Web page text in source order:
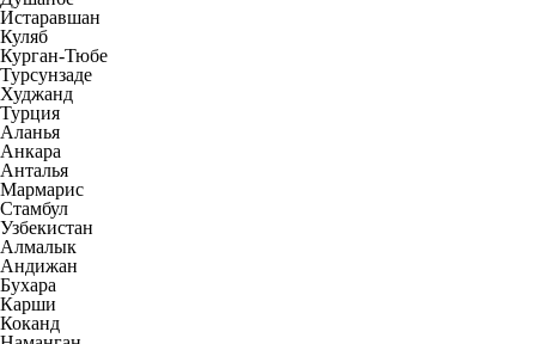
Истаравшан
Куляб
Курган-Тюбе
Турсунзаде
Худжанд
Турция
Аланья
Анкара
Анталья
Мармарис
Стамбул
Узбекистан
Алмалык
Андижан
Бухара
Карши
Коканд